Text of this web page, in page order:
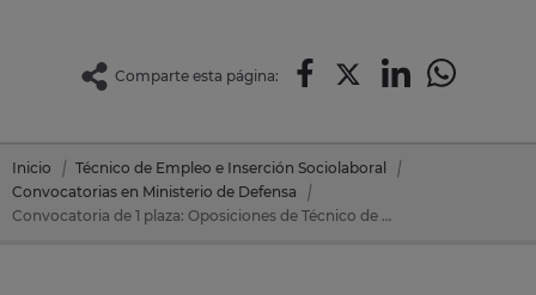
Comparte esta página:
Inicio
Técnico de Empleo e Inserción Sociolaboral
Convocatorias en Ministerio de Defensa
Convocatoria de 1 plaza: Oposiciones de Técnico de Empleo e Inserción Sociolaboral en Ministerio de Defensa